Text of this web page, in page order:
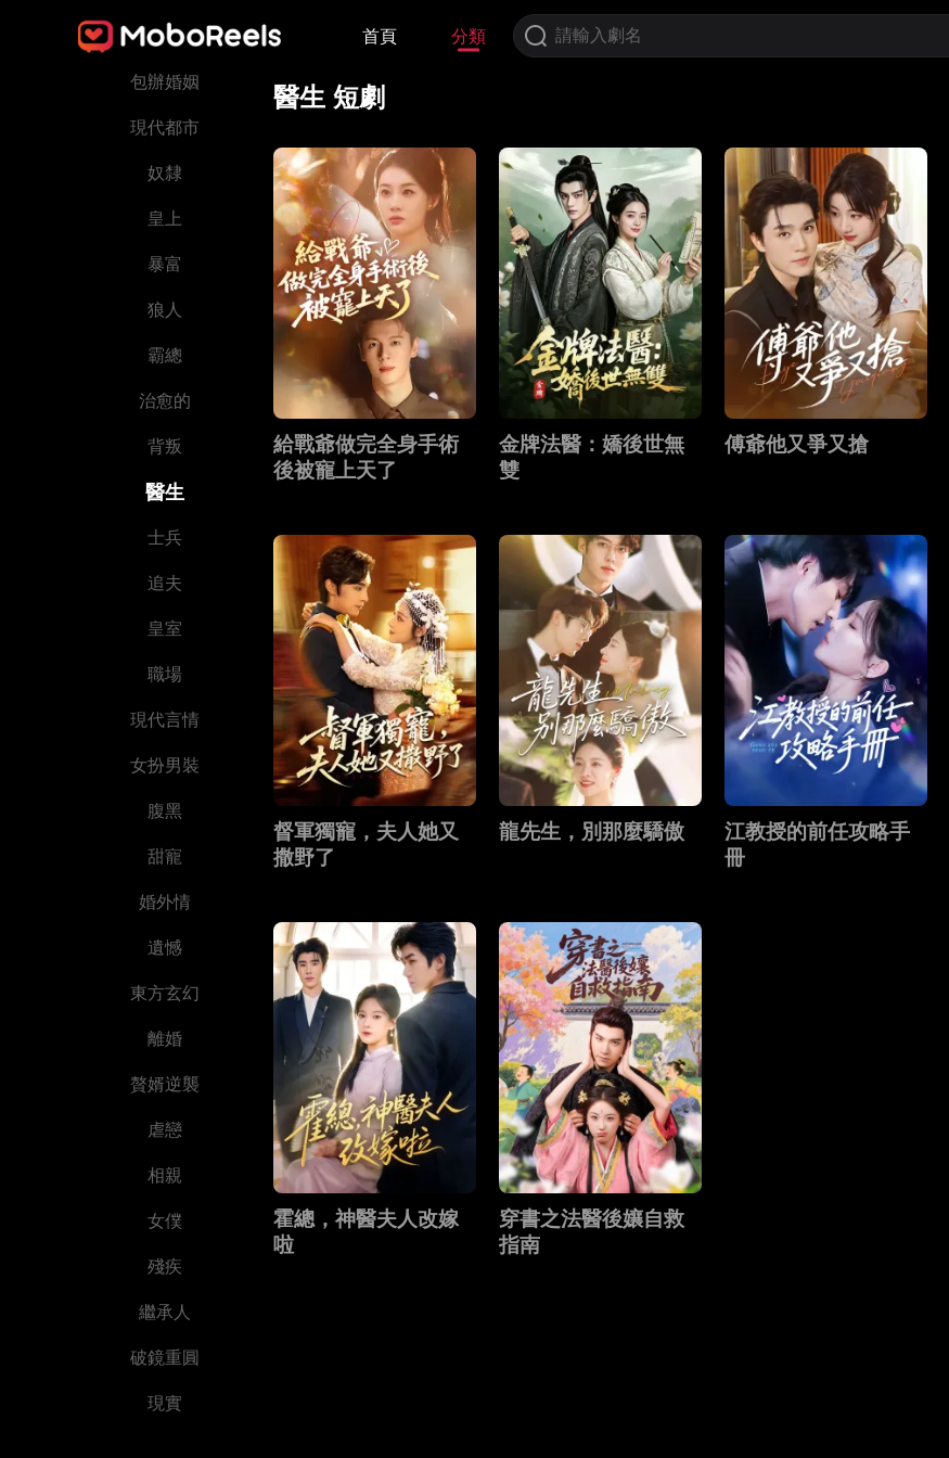
首頁 分類
諜戰特工
包辦婚姻
現代都市
奴隸
皇上
暴富
狼人
霸總
治愈的
背叛
醫生
士兵
追夫
皇室
職場
現代言情
女扮男裝
腹黑
甜寵
婚外情
遺憾
東方玄幻
離婚
贅婿逆襲
虐戀
相親
女僕
殘疾
繼承人
破鏡重圓
現實
醫生 短劇
給戰爺做完全身手術
後被寵上天了
金牌法醫：嬌後世無
雙
傅爺他又爭又搶
督軍獨寵，夫人她又
撒野了
龍先生，別那麼驕傲
江教授的前任攻略手
冊
霍總，神醫夫人改嫁
啦
穿書之法醫後孃自救
指南